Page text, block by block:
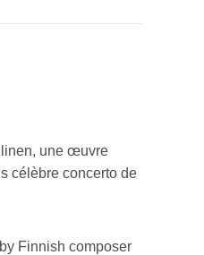
une œuvre
célèbre concerto de
Finnish composer